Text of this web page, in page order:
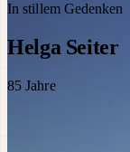
In stillem Gedenken
Helga Seiter
85 Jahre